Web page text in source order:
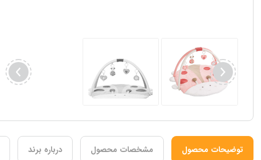
توضیحات محصول مشخصات محصول درباره برند